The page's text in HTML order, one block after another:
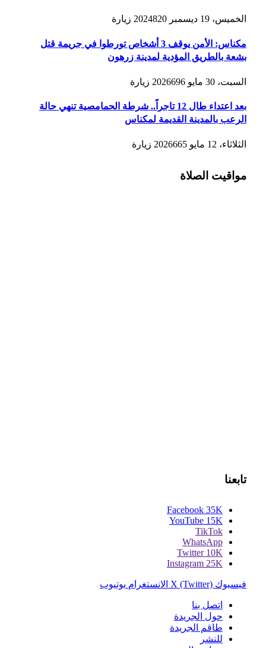
الخميس، 19 ديسمبر 2024 820 زيارة
مكناس: الأمن يوقف 3 أشخاص تورطوا في جريمة قتل
بشعة بالطريق المؤدية لمدينة زرهون
السبت، 30 مايو 2026 696 زيارة
بعد اعتداء طال 12 تاجراً.. شرطة الحمامصية تنهي حالة
الرعب بالمدينة القديمة لمكناس
الثلاثاء، 12 مايو 2026 665 زيارة
مواقيت الصلاة
تابعنا
Facebook 35K
YouTube 15K
TikTok
WhatsApp
Twitter 10K
Instagram 25K
فيسبوك X (Twitter) الانستغرام يوتيوب
اتصل بنا
حول الجريدة
طاقم الجريدة
للنشر